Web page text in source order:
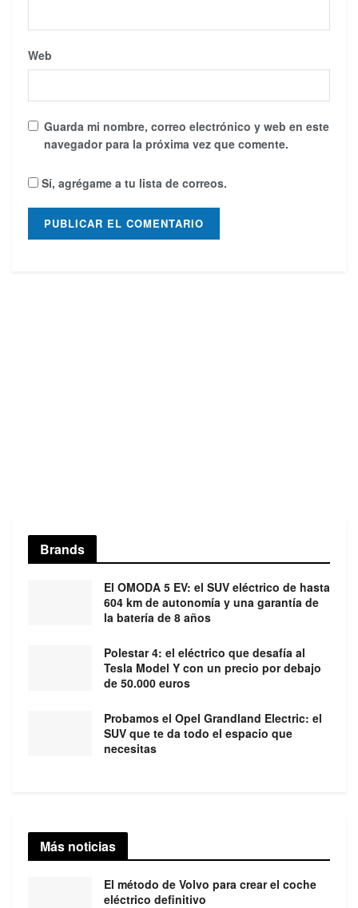
Web
Guarda mi nombre, correo electrónico y web en este
navegador para la próxima vez que comente.
Sí, agrégame a tu lista de correos.
Brands
El OMODA 5 EV: el SUV eléctrico de hasta
604 km de autonomía y una garantía de
la batería de 8 años
Polestar 4: el eléctrico que desafía al
Tesla Model Y con un precio por debajo
de 50.000 euros
Probamos el Opel Grandland Electric: el
SUV que te da todo el espacio que
necesitas
Más noticias
El método de Volvo para crear el coche
eléctrico definitivo